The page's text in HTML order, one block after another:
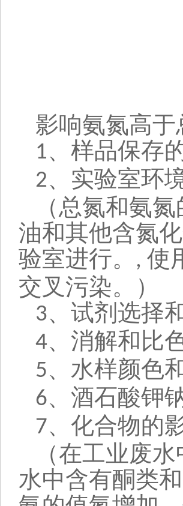
影响氨氮高
1、样品保存
2、实验室环
（总氮和氨
油和其他含氮
验室进行。
, 使
交叉污染。
）
3、试剂选择
4、消解和比
5、水样颜色
6、酒石酸钾
7、化合物的
（在工业废
水中含有酮类